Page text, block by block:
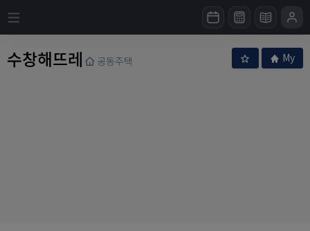
수창해뜨레 공동주택 My